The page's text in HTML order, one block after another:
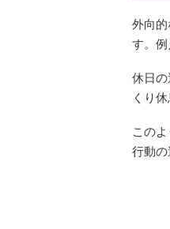
外向
す。
休日
くり
この
行動の